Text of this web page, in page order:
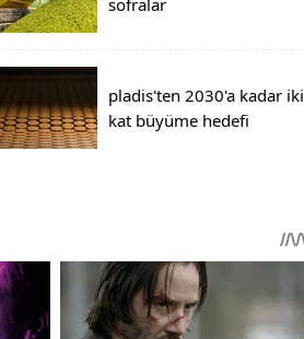
pladis'ten 2030'a kadar iki
kat büyüme hedefi